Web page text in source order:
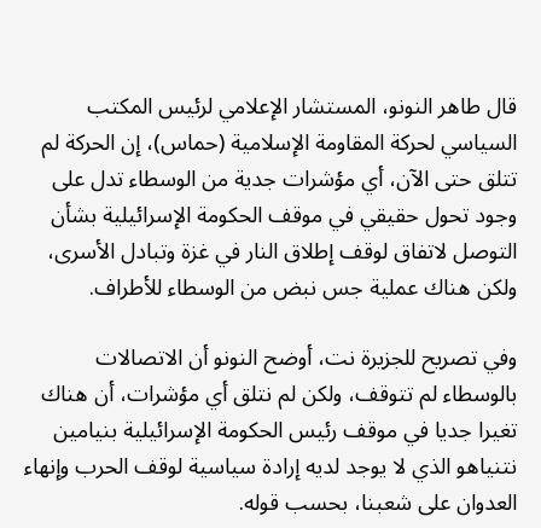
قال طاهر النونو، المستشار الإعلامي لرئيس المكتب
السياسي لحركة المقاومة الإسلامية (حماس)، إن الحركة لم
تتلق حتى الآن، أي مؤشرات جدية من الوسطاء تدل على
وجود تحول حقيقي في موقف الحكومة الإسرائيلية بشأن
التوصل لاتفاق لوقف إطلاق النار في غزة وتبادل الأسرى،
ولكن هناك عملية جس نبض من الوسطاء للأطراف.
وفي تصريح للجزيرة نت، أوضح النونو أن الاتصالات
بالوسطاء لم تتوقف، ولكن لم نتلق أي مؤشرات، أن هناك
تغيرا جديا في موقف رئيس الحكومة الإسرائيلية بنيامين
نتنياهو الذي لا يوجد لديه إرادة سياسية لوقف الحرب وإنهاء
العدوان على شعبنا، بحسب قوله.